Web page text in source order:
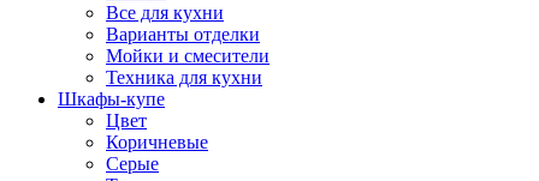
Все для кухни
Варианты отделки
Мойки и смесители
Техника для кухни
Шкафы-купе
Цвет
Коричневые
Серые